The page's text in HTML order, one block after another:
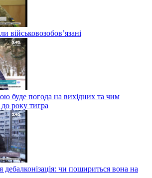
військовозобов’язані
буде погода на вихідних та чим
року тигра
дебалконізація: чи пошириться вона на